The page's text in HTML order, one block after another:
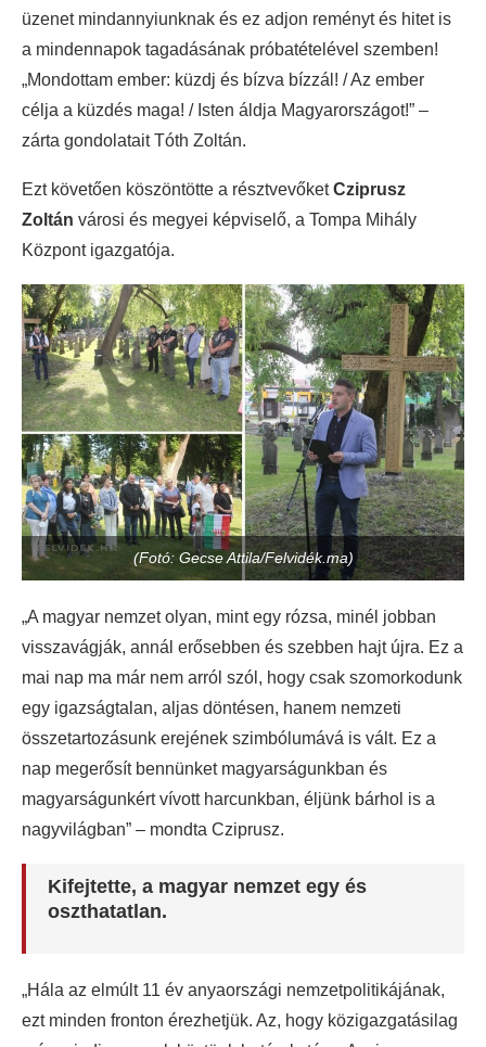
üzenet mindannyiunknak és ez adjon reményt és hitet is
a mindennapok tagadásának próbatételével szemben!
„Mondottam ember: küzdj és bízva bízzál! / Az ember
célja a küzdés maga! / Isten áldja Magyarországot!” –
zárta gondolatait Tóth Zoltán.
Ezt követően köszöntötte a résztvevőketCziprusz
Zoltán városi és megyei képviselő, a Tompa Mihály
Központ igazgatója.
(Fotó: Gecse Attila/Felvidék.ma)
„A magyar nemzet olyan, mint egy rózsa, minél jobban
visszavágják, annál erősebben és szebben hajt újra. Ez a
mai nap ma már nem arról szól, hogy csak szomorkodunk
egy igazságtalan, aljas döntésen, hanem nemzeti
összetartozásunk erejének szimbólumává is vált. Ez a
nap megerősít bennünket magyarságunkban és
magyarságunkért vívott harcunkban, éljünk bárhol is a
nagyvilágban” – mondta Cziprusz.
Kifejtette, a magyar nemzet egy és
oszthatatlan.
„Hála az elmúlt 11 év anyaországi nemzetpolitikájának,
ezt minden fronton érezhetjük. Az, hogy közigazgatásilag